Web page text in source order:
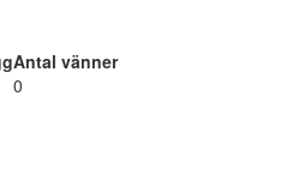
Antal vänner
0